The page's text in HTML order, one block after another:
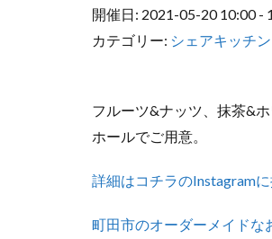
開催日: 2021-05-20 10:00 -
カテゴリー: シェアキッチン
フルーツ&ナッツ、抹茶&
ホールでご用意。
詳細はコチラのInstagram
町田市のオーダーメイドな